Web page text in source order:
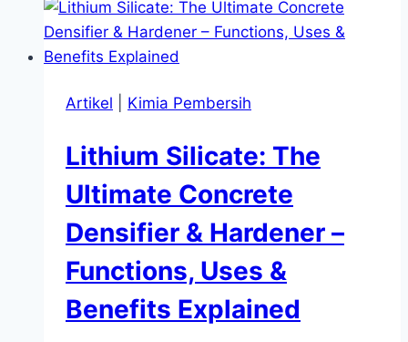
Artikel Kimia Pembersih
Lithium Silicate: The
Ultimate Concrete
Densifier & Hardener –
Functions, Uses &
Benefits Explained